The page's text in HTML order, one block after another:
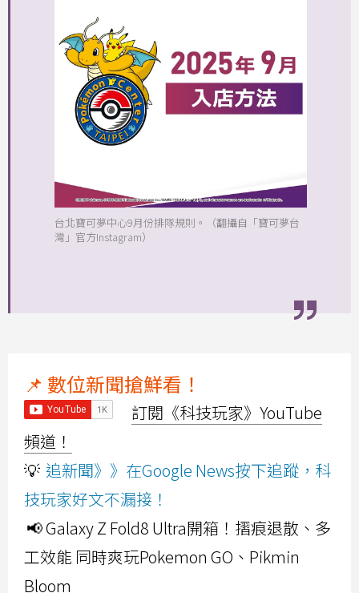
台北寶可夢中心9月份排隊規則。（翻攝自「寶可夢台
灣」官方Instagram）
📌 數位新聞搶鮮看！
訂閱《科技玩家》YouTube
頻道！
💡 追新聞》》在Google News按下追蹤，科
技玩家好文不漏接！
📢 Galaxy Z Fold8 Ultra開箱！摺痕退散、多
工效能 同時爽玩Pokemon GO、Pikmin
Bloom